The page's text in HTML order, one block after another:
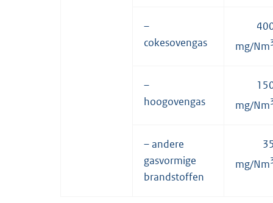
–
cokesovengas
mg/Nm
–
hoogovengas
mg/Nm
– andere
gasvormige
brandstoffen
mg/Nm